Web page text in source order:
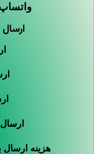
هزینه